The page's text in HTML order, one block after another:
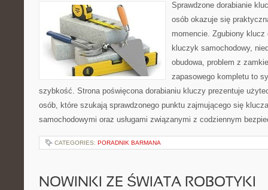
Sprawdzone dorabianie
osób okazuje się
momencie. Zgubiony
kluczyk samochodowy,
obudowa, problem z
zapasowego kompletu to
szybkość. Strona poświęcona dorabianiu kluczy prezentuje
osób, które szukają sprawdzonego punktu zajmującego się
samochodowymi oraz usługami związanymi z codziennym
CATEGORIES: PORADNIK BARMANA
NOWINKI ZE ŚWIATA ROBOTYKI